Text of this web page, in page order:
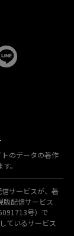
のデータの著作
。
サービスが、著
版配信サービス
号）で
ているサービス